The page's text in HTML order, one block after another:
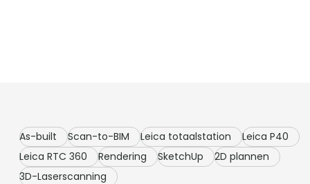
As-built Scan-to-BIM Leica totaalstation
Leica P40
Leica RTC 360
Rendering SketchUp
2D plannen
3D-Laserscanning